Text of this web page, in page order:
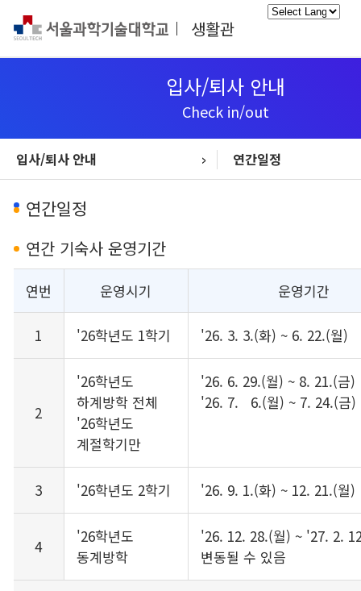
생활관
입사/퇴사 안내
Check in/out
입사/퇴사 안내
연간일정
생활관 소개
시설안내
입사/퇴사 안내
생활관 생활
커뮤니티
통합정보
연간일정
선발안내
입사안내
퇴사안내
생활관비 안내
환불규정
연간일정
연간 기숙사 운영기간
연번 운영시기 운영기간
1 '26학년도 1학기 '26. 3. 3.(화) ~ 6. 22.(월)
2
'26학년도
하계방학 전체
'26학년도
계절학기만
'26. 6. 29.(월) ~ 8. 21.(금)
'26. 7. 6.(월) ~ 7. 24.(금)
3 '26학년도 2학기 '26. 9. 1.(화) ~ 12. 21.(월)
4
'26학년도
동계방학
'26. 12. 28.(월) ~ '27. 2.
변동될 수 있음